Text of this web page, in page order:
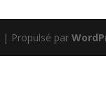
| Propulsé par